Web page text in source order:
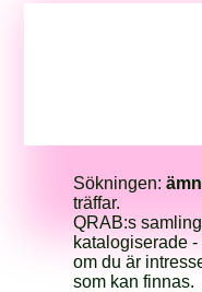
Sökningen:
träffar.
QRAB:s
katalogiserade
om du är
som kan finnas.